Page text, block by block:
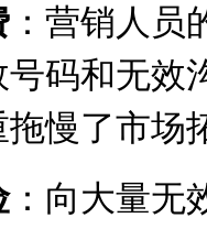
：营销人
码和无效
慢了市场
：向大量无